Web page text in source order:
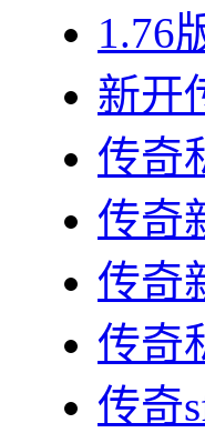
1.76
新开
传奇
传奇
传奇
传奇
传奇